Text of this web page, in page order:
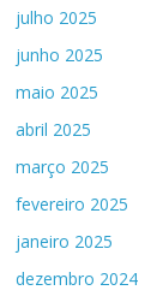
julho 2025
junho 2025
maio 2025
abril 2025
março 2025
fevereiro 2025
janeiro 2025
dezembro 2024